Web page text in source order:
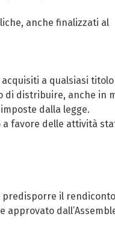
anche finalizzati
a qualsiasi
di distribuire, anche
dalla legge.
a favore delle attività
predisporre il
approvato